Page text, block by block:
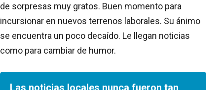
de sorpresas muy gratos. Buen momento para
incursionar en nuevos terrenos laborales. Su ánimo
se encuentra un poco decaído. Le llegan noticias
como para cambiar de humor.
Las noticias locales nunca fueron tan